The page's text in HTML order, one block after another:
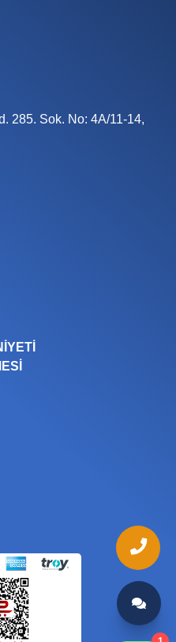
285. Sok. No: 4A/11-14,